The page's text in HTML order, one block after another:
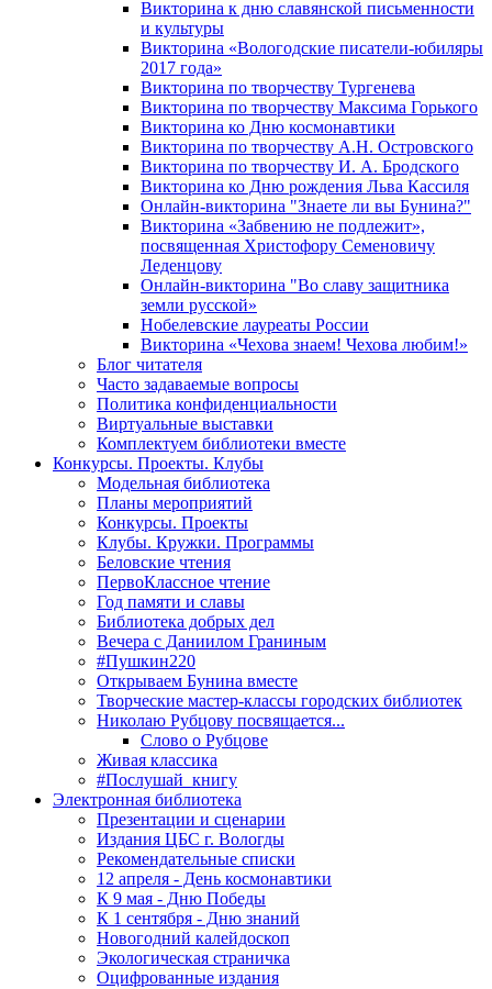
Викторина к дню славянской письменности
и культуры
Викторина «Вологодские писатели-юбиляры
2017 года»
Викторина по творчеству Тургенева
Викторина по творчеству Максима Горького
Викторина ко Дню космонавтики
Викторина по творчеству А.Н. Островского
Викторина по творчеству И. А. Бродского
Викторина ко Дню рождения Льва Кассиля
Онлайн-викторина "Знаете ли вы Бунина?"
Викторина «Забвению не подлежит»,
посвященная Христофору Семеновичу
Леденцову
Онлайн-викторина "Во славу защитника
земли русской»
Нобелевские лауреаты России
Викторина «Чехова знаем! Чехова любим!»
Блог читателя
Часто задаваемые вопросы
Политика конфиденциальности
Виртуальные выставки
Комплектуем библиотеки вместе
Конкурсы. Проекты. Клубы
Модельная библиотека
Планы мероприятий
Конкурсы. Проекты
Клубы. Кружки. Программы
Беловские чтения
ПервоКлассное чтение
Год памяти и славы
Библиотека добрых дел
Вечера с Даниилом Граниным
#Пушкин220
Открываем Бунина вместе
Творческие мастер-классы городских библиотек
Николаю Рубцову посвящается...
Слово о Рубцове
Живая классика
#Послушай_книгу
Электронная библиотека
Презентации и сценарии
Издания ЦБС г. Вологды
Рекомендательные списки
12 апреля - День космонавтики
К 9 мая - Дню Победы
К 1 сентября - Дню знаний
Новогодний калейдоскоп
Экологическая страничка
Оцифрованные издания